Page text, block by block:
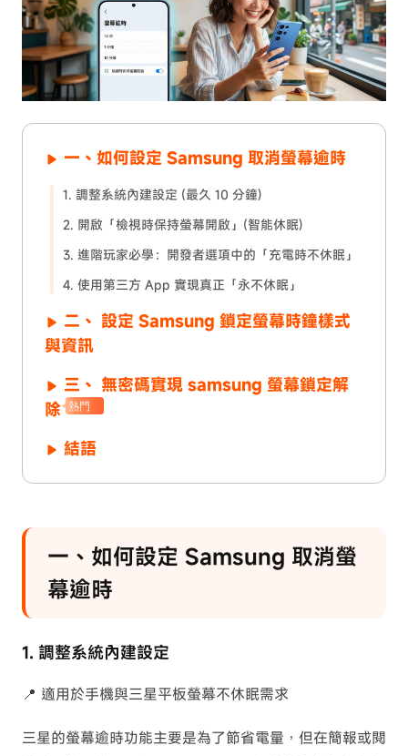
一、如何設定 Samsung 取消螢幕逾時
1. 調整系統內建設定 (最久 10 分鐘)
2. 開啟「檢視時保持螢幕開啟」(智能休眠)
3. 進階玩家必學：開發者選項中的「充電時不休眠」
4. 使用第三方 App 實現真正「永不休眠」
二、 設定 Samsung 鎖定螢幕時鐘樣式
與資訊
三、 無密碼實現 samsung 螢幕鎖定解
除 熱門
結語
一、如何設定 Samsung 取消螢
幕逾時
1. 調整系統內建設定
📍 適用於手機與三星平板螢幕不休眠需求
三星的螢幕逾時功能主要是為了節省電量，但在簡報或閱